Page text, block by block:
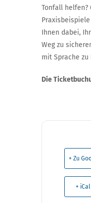
Tonfall helfen?
Ihnen dabei,
Weg zu
mit Sprache
Die
+ Zu
+